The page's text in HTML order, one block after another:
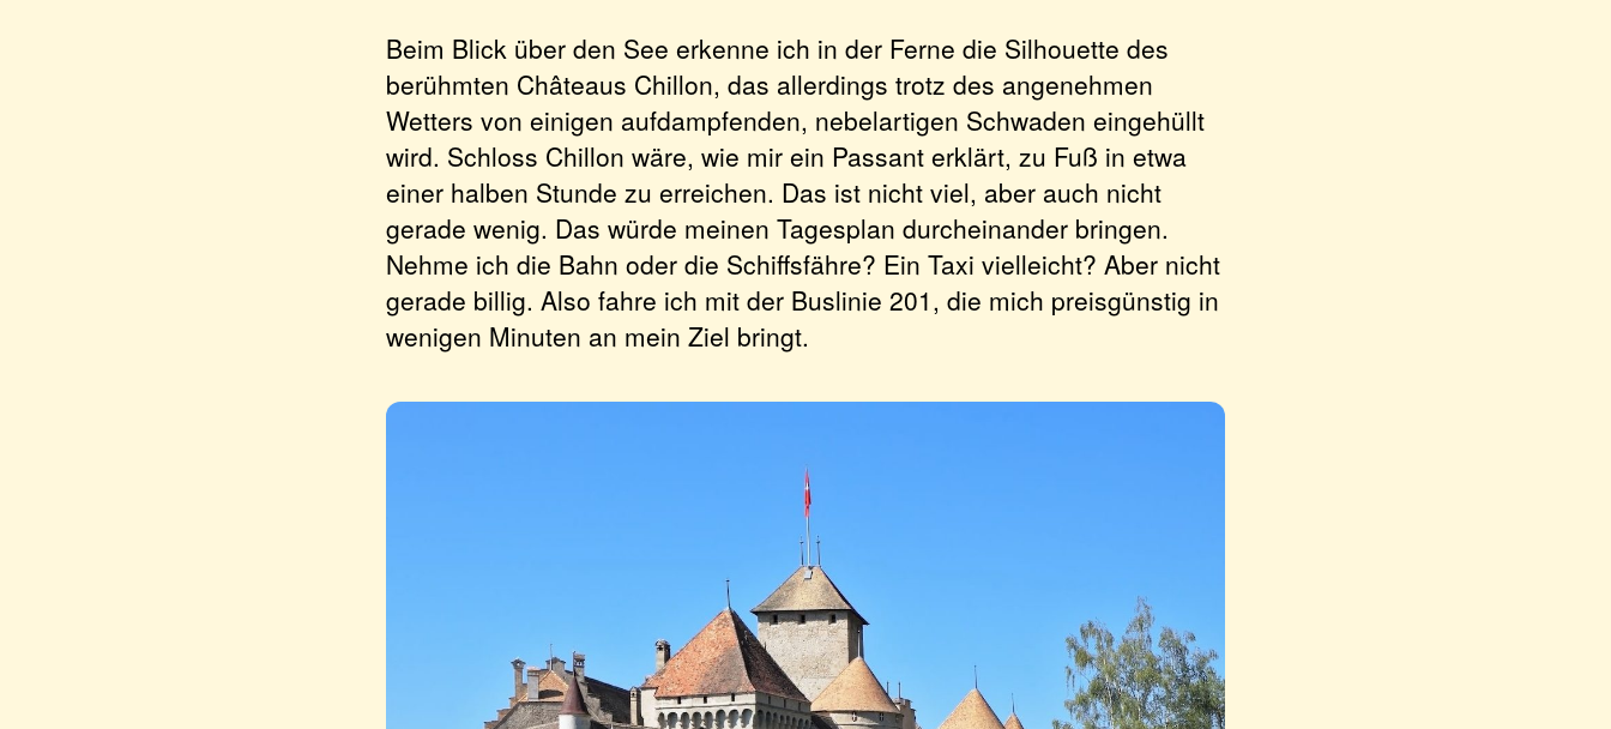
Beim Blick über den See erkenne ich in der Ferne die Silhouette des
berühmten Châteaus Chillon, das allerdings trotz des angenehmen
Wetters von einigen aufdampfenden, nebelartigen Schwaden eingehüllt
wird. Schloss Chillon wäre, wie mir ein Passant erklärt, zu Fuß in etwa
einer halben Stunde zu erreichen. Das ist nicht viel, aber auch nicht
gerade wenig. Das würde meinen Tagesplan durcheinander bringen.
Nehme ich die Bahn oder die Schiffsfähre? Ein Taxi vielleicht? Aber nicht
gerade billig. Also fahre ich mit der Buslinie 201, die mich preisgünstig in
wenigen Minuten an mein Ziel bringt.